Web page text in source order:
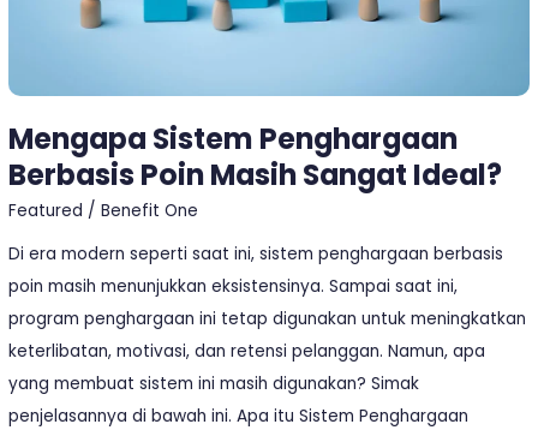
Mengapa Sistem Penghargaan
Berbasis Poin Masih Sangat Ideal?
Featured /Benefit One
Di era modern seperti saat ini, sistem penghargaan berbasis
poin masih menunjukkan eksistensinya. Sampai saat ini,
program penghargaan ini tetap digunakan untuk meningkatkan
keterlibatan, motivasi, dan retensi pelanggan. Namun, apa
yang membuat sistem ini masih digunakan? Simak
penjelasannya di bawah ini. Apa itu Sistem Penghargaan